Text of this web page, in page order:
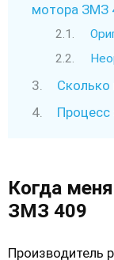
мотора ЗМЗ
Сколько
Когда
ЗМЗ 409
Производитель